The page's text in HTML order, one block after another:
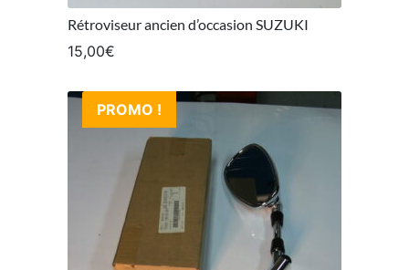
Rétroviseur ancien d’occasion SUZUKI
15,00€
PROMO !